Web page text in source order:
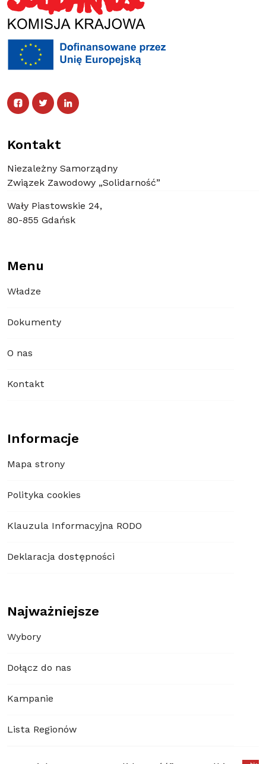
Facebook Facebook
TwitterTwitter
Linked In
Kontakt
Niezależny Samorządny
Związek Zawodowy „Solidarność”
Wały Piastowskie 24,
80-855 Gdańsk
Menu
Władze
Dokumenty
O nas
Kontakt
Informacje
Mapa strony
Polityka cookies
Klauzula Informacyjna RODO
Deklaracja dostępności
Najważniejsze
Wybory
Dołącz do nas
Kampanie
Lista Regionów